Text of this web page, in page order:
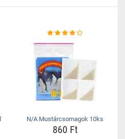
N/A Mustárcsomagok 10ks
860 Ft